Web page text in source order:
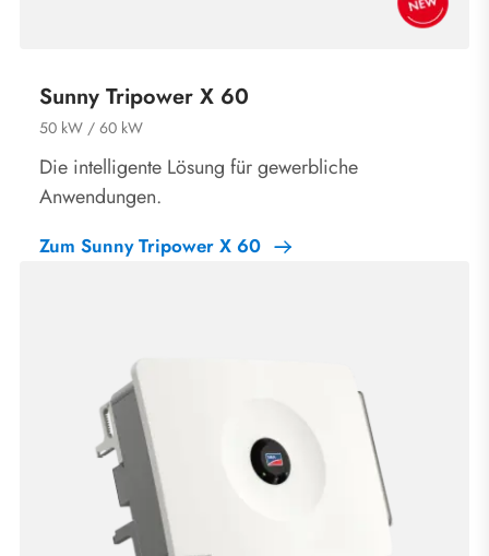
Sunny Tripower X 60
50 kW / 60 kW
Die intelligente Lösung für gewerbliche
Anwendungen.
Zum Sunny Tripower X 60